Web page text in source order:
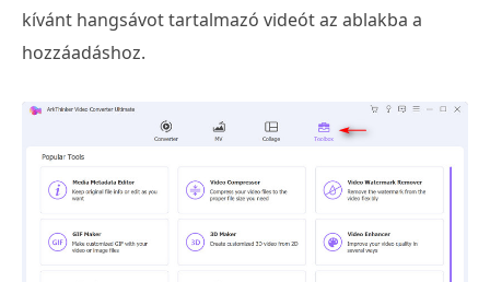
kívánt hangsávot tartalmazó videót az ablakba a
hozzáadáshoz.